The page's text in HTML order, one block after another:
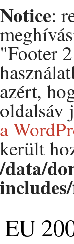
Notice:
"Footer
azért,
oldalsáv
a
került
/data/
EU